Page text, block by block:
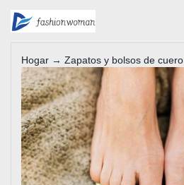
Hogar → Zapatos y bolsos de cuero